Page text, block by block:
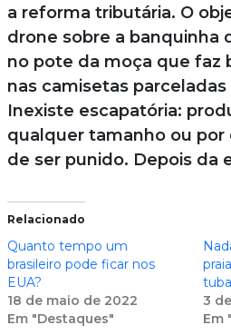
a reforma tributária. O
drone sobre a banquinha
no pote da moça que faz
nas camisetas
Inexiste escapatória:
qualquer tamanho ou
de ser punido. Depois da
Relacionado
Quanto tempo um
brasileiro pode ficar nos
EUA?
18 de maio de 2022
Em "Destaques"
3
Em